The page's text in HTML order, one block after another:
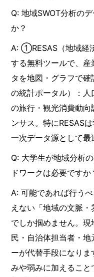
Q: 地域SWOT分析の
か？
A: ①RESAS（地域経
する無料ツールで、
タを地図・グラフで
の統計ポータル）：
の旅行・観光消費動
ンサス。特にRESAS
一次データ源として最
Q: 大学生が地域分析
ドワークは必要ですか
A: 可能であれば行う
えない「地域の文脈
でしか掴めません。
民・自治体担当者・
ーが代替手段になり
みや弱みに加えるこ